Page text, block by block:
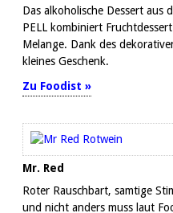
Das alkoholische Dessert aus
PELL kombiniert
Melange. Dank des
kleines Geschenk.
Zu Foodist »
Mr. Red
Roter Rauschbart, samtige
und nicht anders muss laut